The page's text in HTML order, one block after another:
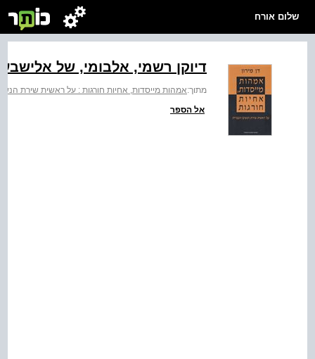
שלום אורח
דיוקן רשמי, אלבומי, של אלישבע
מתוך:אמהות מייסדות, אחיות חורגות : על ראשית שירת
אל הספר